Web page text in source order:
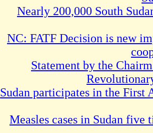
Nearly 200,000 South
NC: FATF Decision is new
Statement by the
Sudan participates in the First
Measles cases in Sudan five